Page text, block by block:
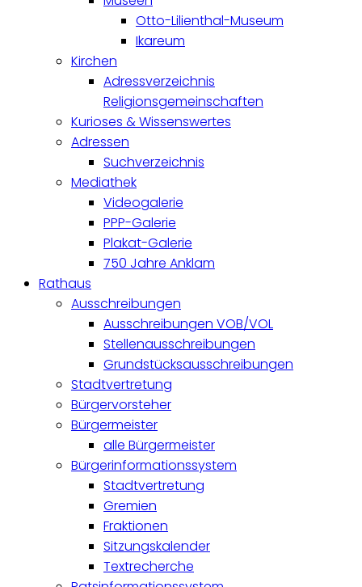
Otto-Lilienthal-Museum
Ikareum
Kirchen
Adressverzeichnis
Religionsgemeinschaften
Kurioses & Wissenswertes
Adressen
Suchverzeichnis
Mediathek
Videogalerie
PPP-Galerie
Plakat-Galerie
750 Jahre Anklam
Rathaus
Ausschreibungen
Ausschreibungen VOB/VOL
Stellenausschreibungen
Grundstücksausschreibungen
Stadtvertretung
Bürgervorsteher
Bürgermeister
alle Bürgermeister
Bürgerinformationssystem
Stadtvertretung
Gremien
Fraktionen
Sitzungskalender
Textrecherche